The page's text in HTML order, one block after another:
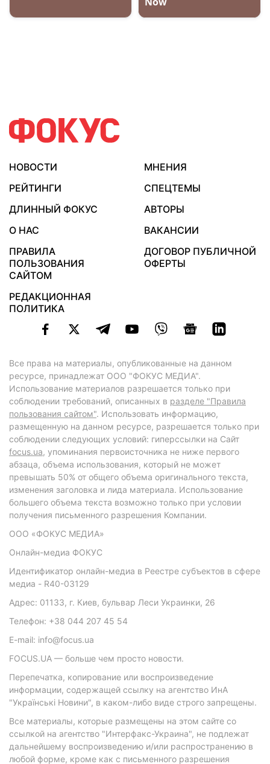
НОВОСТИ
МНЕНИЯ
РЕЙТИНГИ
СПЕЦТЕМЫ
ДЛИННЫЙ ФОКУС
АВТОРЫ
О НАС
ВАКАНСИИ
ПРАВИЛА
ПОЛЬЗОВАНИЯ
САЙТОМ
ДОГОВОР ПУБЛИЧНОЙ
ОФЕРТЫ
РЕДАКЦИОННАЯ
ПОЛИТИКА
Все права на материалы, опубликованные на данном
ресурсе, принадлежат ООО "ФОКУС МЕДИА".
Использование материалов разрешается только при
соблюдении требований, описанных в разделе "Правила
пользования сайтом". Использовать информацию,
размещенную на данном ресурсе, разрешается только при
соблюдении следующих условий: гиперссылки на Сайт
focus.ua, упоминания первоисточника не ниже первого
абзаца, объема использования, который не может
превышать 50% от общего объема оригинального текста,
изменения заголовка и лида материала. Использование
большего объема текста возможно только при условии
получения письменного разрешения Компании.
ООО «ФОКУС МЕДИА»
Онлайн-медиа ФОКУС
Идентификатор онлайн-медиа в Реестре субъектов в сфере
медиа - R40-03129
Адрес: 01133, г. Киев, бульвар Леси Украинки, 26
Телефон: +38 044 207 45 54
E-mail: info@focus.ua
FOCUS.UA — больше чем просто новости.
Перепечатка, копирование или воспроизведение
информации, содержащей ссылку на агентство ИнА
"Українські Новини", в каком-либо виде строго запрещены.
Все материалы, которые размещены на этом сайте со
ссылкой на агентство "Интерфакс-Украина", не подлежат
дальнейшему воспроизведению и/или распространению в
любой форме, кроме как с письменного разрешения